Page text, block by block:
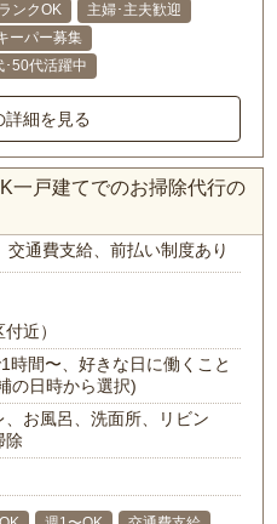
ンクOK
主婦･主夫歓迎
ーパー募集
･50代活躍中
詳細を見る
一戸建てでのお掃除代行の
交通費支給、前払い制度あり
近）
時間〜、好きな日に働くこと
の日時から選択)
、お風呂、洗面所、リビン
除